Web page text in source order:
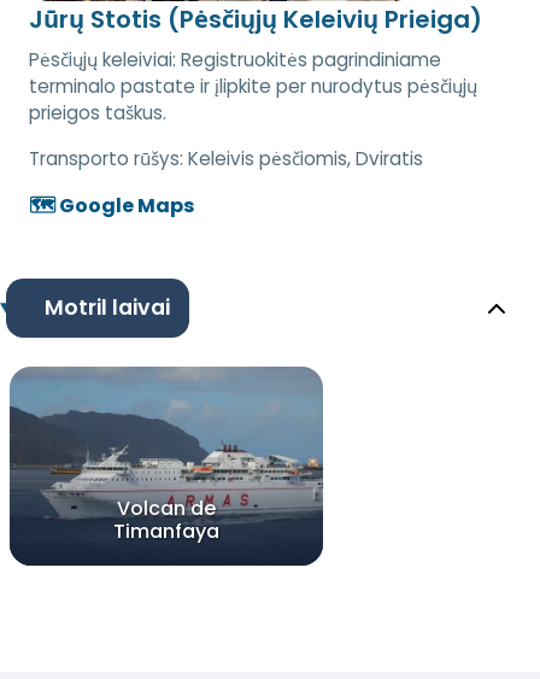
Jūrų Stotis (Pėsčiųjų Keleivių Prieiga)
Pėsčiųjų keleiviai: Registruokitės pagrindiniame
terminalo pastate ir įlipkite per nurodytus pėsčiųjų
prieigos taškus.
Transporto rūšys: Keleivis pėsčiomis, Dviratis
🗺️ Google Maps
Motril laivai
Volcan de
Timanfaya